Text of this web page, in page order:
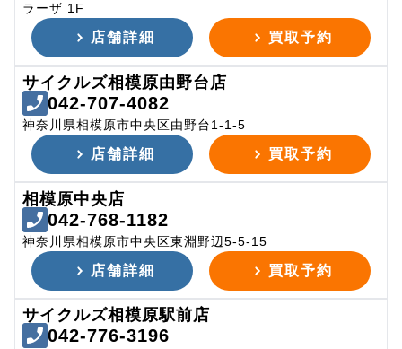
ラーザ 1F
店舗詳細 買取予約
サイクルズ相模原由野台店
042-707-4082
神奈川県相模原市中央区由野台1-1-5
店舗詳細 買取予約
相模原中央店
042-768-1182
神奈川県相模原市中央区東淵野辺5-5-15
店舗詳細 買取予約
サイクルズ相模原駅前店
042-776-3196